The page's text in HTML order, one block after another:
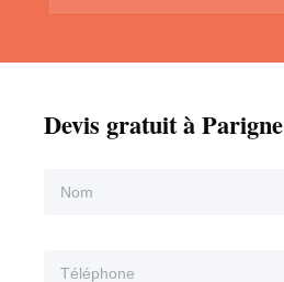
Devis gratuit à Parigne